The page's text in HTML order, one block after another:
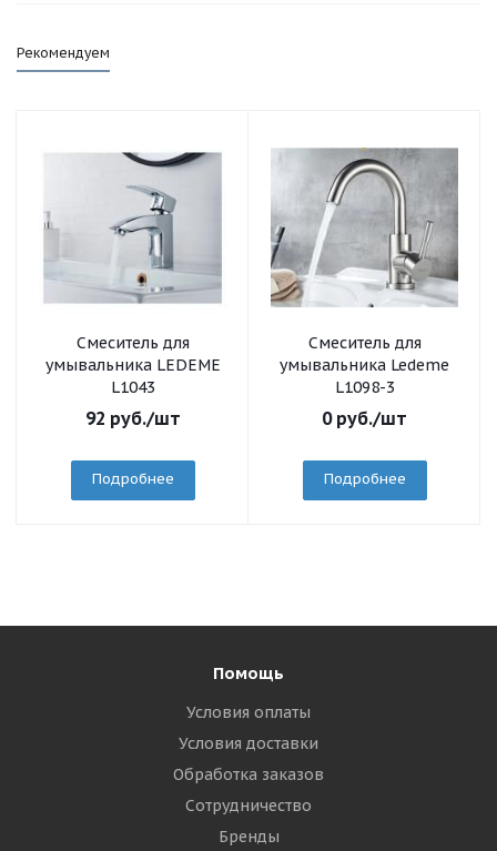
Рекомендуем
Смеситель для
умывальника LEDEME
L1043
92 руб./шт
Подробнее
Смеситель для
умывальника Ledeme
L1098-3
0руб./шт
Подробнее
Помощь
Условия оплаты
Условия доставки
Обработка заказов
Сотрудничество
Бренды